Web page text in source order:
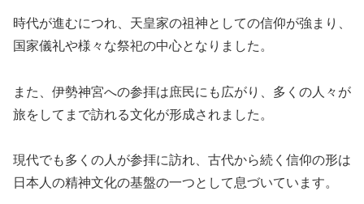
時代が進むにつれ、天皇家の祖神としての信仰が強まり、
国家儀礼や様々な祭祀の中心となりました。
また、伊勢神宮への参拝は庶民にも広がり、多くの人々が
旅をしてまで訪れる文化が形成されました。
現代でも多くの人が参拝に訪れ、古代から続く信仰の形は
日本人の精神文化の基盤の一つとして息づいています。